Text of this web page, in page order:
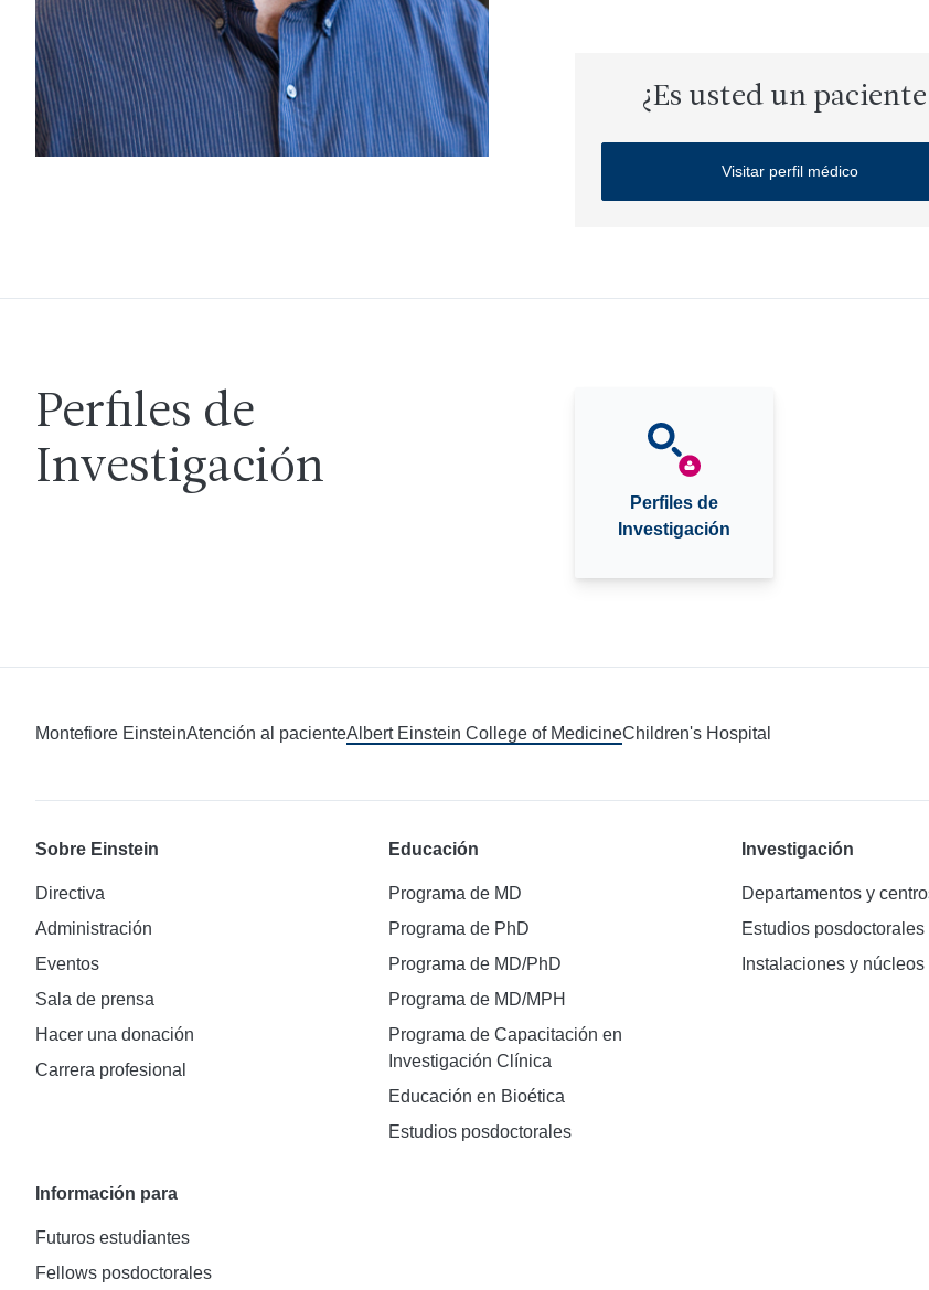
¿Es usted un
Visitar perfil médico
Perfiles de
Investigación
Perfiles de
Investigación
Montefiore EinsteinAtención al pacienteAlbert Einstein College of MedicineChildren's Hospital
Sobre Einstein
Directiva
Administración
Eventos
Sala de prensa
Hacer una donación
Carrera profesional
Educación
Programa de MD
Programa de PhD
Programa de MD/PhD
Programa de MD/MPH
Programa de Capacitación en
Investigación Clínica
Educación en Bioética
Estudios posdoctorales
Investigación
Departamentos y
Estudios posdoctorales
Instalaciones y
Información para
Futuros estudiantes
Fellows posdoctorales